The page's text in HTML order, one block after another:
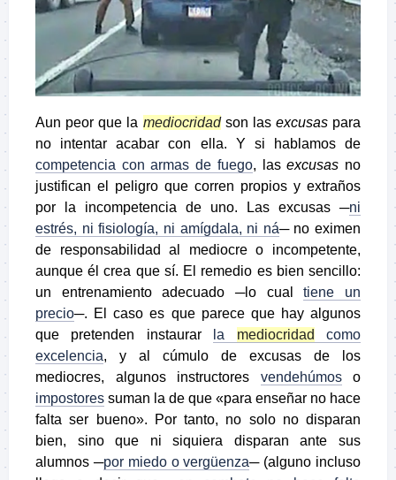
Aun peor que la mediocridadson las excusaspara
no intentar acabar con ella. Y si hablamos de
competencia con armas de fuego, lasexcusas no
justifican el peligro que corren propios y extraños
por la incompetencia de uno. Las excusas ─ni
estrés, ni fisiología, ni amígdala, ni ná─ no eximen
de responsabilidad al mediocre o incompetente,
aunque él crea que sí. El remedio es bien sencillo:
un entrenamiento adecuado ─lo cualtiene un
precio─. El caso es que parece que hay algunos
que pretenden instaurar
la mediocridad como
excelencia, y al cúmulo de excusas de los
mediocres, algunos instructores vendehúmoso
impostores suman la de que «para enseñar no hace
falta ser bueno». Por tanto, no solo no disparan
bien, sino que ni siquiera disparan ante sus
alumnos ─por miedo o vergüenza─ (alguno incluso